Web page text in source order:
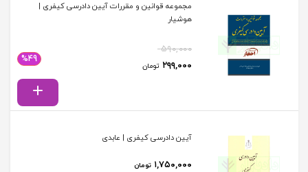
مجموعه قوانین و مقررات آیین دادرسی کیفری |
هوشیار
۵۹۰,۰۰۰
قیمت اصلی: ۵۹۰,۰۰۰ تومان بود.
۲۹۹,۰۰۰ تومانقیمت فعلی: ۲۹۹,۰۰۰ تومان.
%49
آیین دادرسی کیفری | عابدی
۱,۷۵۰,۰۰۰ تومان